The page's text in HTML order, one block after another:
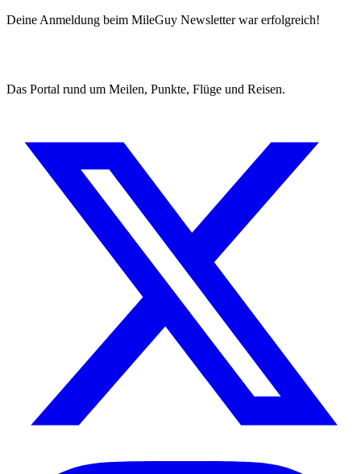
Deine Anmeldung beim MileGuy Newsletter war erfolgreich!
Das Portal rund um Meilen, Punkte, Flüge und Reisen.